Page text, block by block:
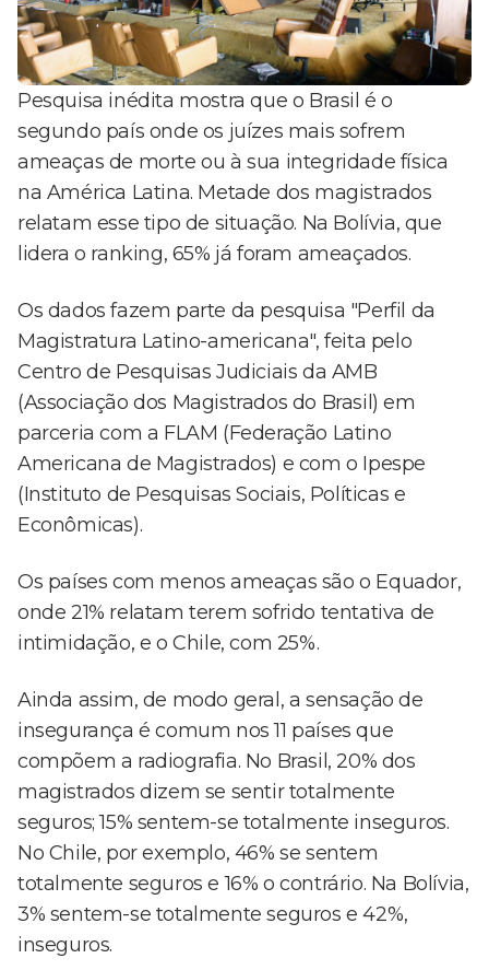
Pesquisa inédita mostra que o Brasil é o
segundo país onde os juízes mais sofrem
ameaças de morte ou à sua integridade física
na América Latina. Metade dos magistrados
relatam esse tipo de situação. Na Bolívia, que
lidera o ranking, 65% já foram ameaçados.
Os dados fazem parte da pesquisa "Perfil da
Magistratura Latino-americana", feita pelo
Centro de Pesquisas Judiciais da AMB
(Associação dos Magistrados do Brasil) em
parceria com a FLAM (Federação Latino
Americana de Magistrados) e com o Ipespe
(Instituto de Pesquisas Sociais, Políticas e
Econômicas).
Os países com menos ameaças são o Equador,
onde 21% relatam terem sofrido tentativa de
intimidação, e o Chile, com 25%.
Ainda assim, de modo geral, a sensação de
insegurança é comum nos 11 países que
compõem a radiografia. No Brasil, 20% dos
magistrados dizem se sentir totalmente
seguros; 15% sentem-se totalmente inseguros.
No Chile, por exemplo, 46% se sentem
totalmente seguros e 16% o contrário. Na Bolívia,
3% sentem-se totalmente seguros e 42%,
inseguros.